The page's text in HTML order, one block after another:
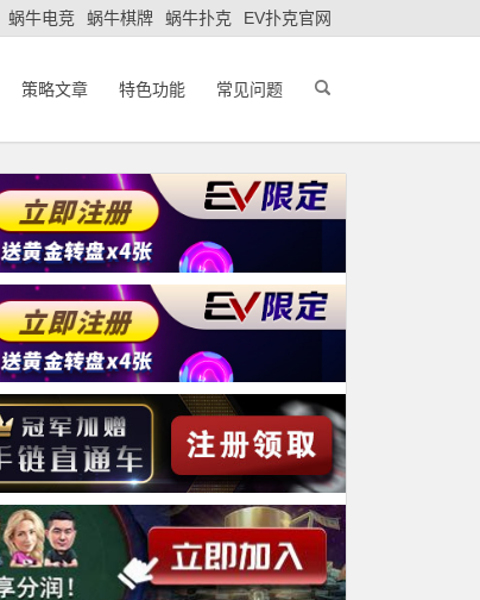
蜗牛电竞 蜗牛棋牌 蜗牛扑克 EV扑克官网
策略文章 特色功能 常见问题